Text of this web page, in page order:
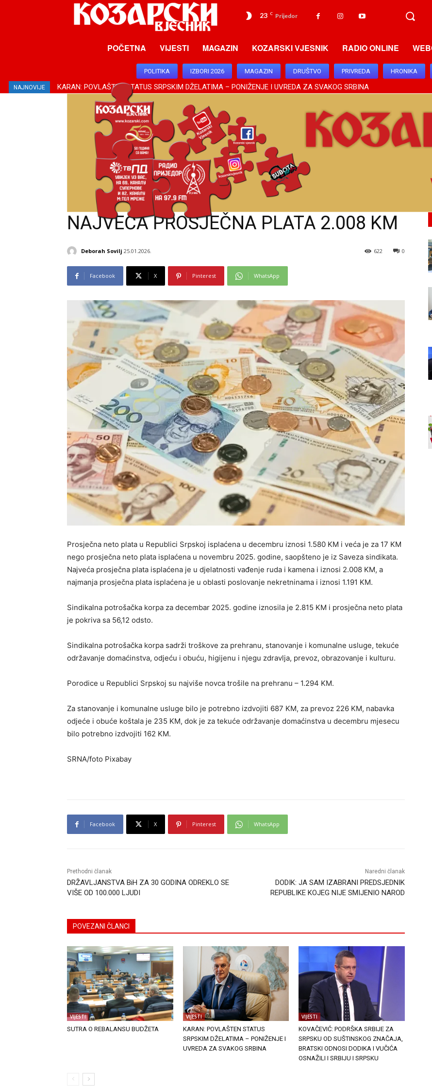
23 C Prijedor
POČETNA VIJESTI MAGAZIN KOZARSKI VJESNIK RADIO ONLINE
POLITIKA IZBORI 2026 MAGAZIN DRUŠTVO PRIVREDA HRONIKA
NAJNOVIJE KARAN: POVLAŠTEN STATUS SRPSKIM DŽELATIMA – PONIŽENJE I UVREDA ZA SVAKOG SRBINA
NAJVEĆA PROSJEČNA PLATA 2.008 KM
Deborah Sovilj 25.01.2026. 0
622
Facebook X Pinterest WhatsApp
Prosječna neto plata u Republici Srpskoj isplaćena u decembru iznosi 1.580 KM i veća je za 17 KM
nego prosječna neto plata isplaćena u novembru 2025. godine, saopšteno je iz Saveza sindikata.
Najveća prosječna plata isplaćena je u djelatnosti vađenje ruda i kamena i iznosi 2.008 KM, a
najmanja prosječna plata isplaćena je u oblasti poslovanje nekretninama i iznosi 1.191 KM.
Sindikalna potrošačka korpa za decembar 2025. godine iznosila je 2.815 KM i prosječna neto plata
je pokriva sa 56,12 odsto.
Sindikalna potrošačka korpa sadrži troškove za prehranu, stanovanje i komunalne usluge, tekuće
održavanje domaćinstva, odjeću i obuću, higijenu i njegu zdravlja, prevoz, obrazovanje i kulturu.
Porodice u Republici Srpskoj su najviše novca trošile na prehranu – 1.294 KM.
Za stanovanje i komunalne usluge bilo je potrebno izdvojiti 687 KM, za prevoz 226 KM, nabavka
odjeće i obuće koštala je 235 KM, dok je za tekuće održavanje domaćinstva u decembru mjesecu
bilo potrebno izdvojiti 162 KM.
SRNA/foto Pixabay
Facebook X Pinterest WhatsApp
Prethodni članak
DRŽAVLJANSTVA BiH ZA 30 GODINA ODREKLO SE
VIŠE OD 100.000 LJUDI
Naredni članak
DODIK: JA SAM IZABRANI PREDSJEDNIK
REPUBLIKE KOJEG NIJE SMIJENIO NAROD
POVEZANI ČLANCI
VIJESTI
SUTRA O REBALANSU BUDŽETA
VIJESTI
KARAN: POVLAŠTEN STATUS
SRPSKIM DŽELATIMA – PONIŽENJE I
UVREDA ZA SVAKOG SRBINA
VIJESTI
KOVAČEVIĆ: PODRŠKA SRBIJE ZA
SRPSKU OD SUŠTINSKOG ZNAČAJA,
BRATSKI ODNOSI DODIKA I VUČIĆA
OSNAŽILI I SRBIJU I SRPSKU